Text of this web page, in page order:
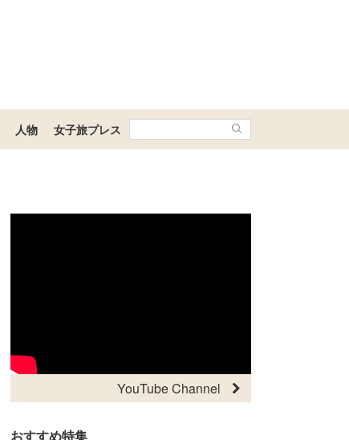
人物 女子旅プレス
YouTube Channel
おすすめ特集